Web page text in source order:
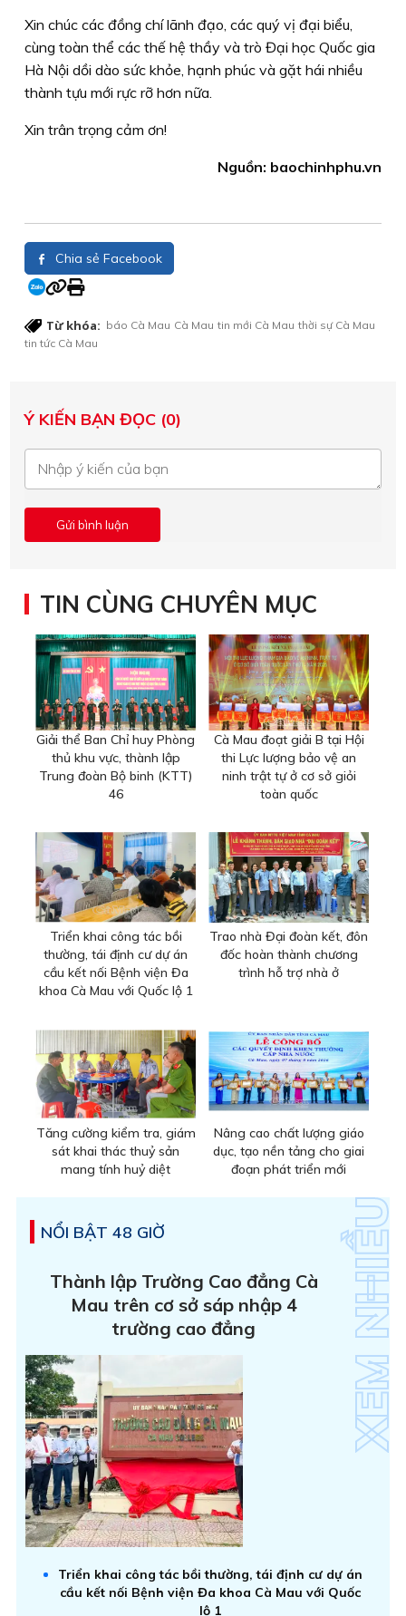
Xin chúc các đồng chí lãnh đạo, các quý vị đại biểu,
cùng toàn thể các thế hệ thầy và trò Đại học Quốc gia
Hà Nội dồi dào sức khỏe, hạnh phúc và gặt hái nhiều
thành tựu mới rực rỡ hơn nữa.
Xin trân trọng cảm ơn!
Nguồn: baochinhphu.vn
Chia sẻ Facebook
Từ khóa: báo Cà Mau Cà Mau tin mới Cà Mau thời sự Cà Mau
tin tức Cà Mau
Ý KIẾN BẠN ĐỌC (0)
TIN CÙNG CHUYÊN MỤC
Giải thể Ban Chỉ huy Phòng
thủ khu vực, thành lập
Trung đoàn Bộ binh (KTT)
46
Cà Mau đoạt giải B tại Hội
thi Lực lượng bảo vệ an
ninh trật tự ở cơ sở giỏi
toàn quốc
Triển khai công tác bồi
thường, tái định cư dự án
cầu kết nối Bệnh viện Đa
khoa Cà Mau với Quốc lộ 1
Trao nhà Đại đoàn kết, đôn
đốc hoàn thành chương
trình hỗ trợ nhà ở
Tăng cường kiểm tra, giám
sát khai thác thuỷ sản
mang tính huỷ diệt
Nâng cao chất lượng giáo
dục, tạo nền tảng cho giai
đoạn phát triển mới
NỔI BẬT 48 GIỜ
Thành lập Trường Cao đẳng Cà
Mau trên cơ sở sáp nhập 4
trường cao đẳng
Triển khai công tác bồi thường, tái định cư dự án
cầu kết nối Bệnh viện Đa khoa Cà Mau với Quốc
lộ 1